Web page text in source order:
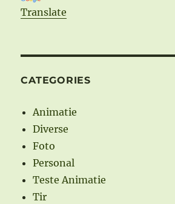
Translate
CATEGORIES
Animatie
Diverse
Foto
Personal
Teste Animatie
Tir